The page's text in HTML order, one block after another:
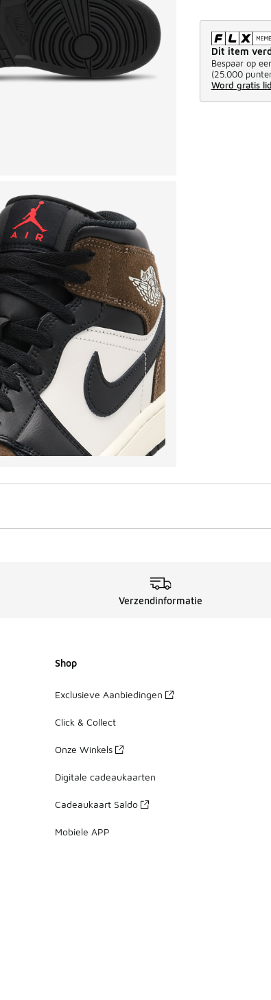
Dit item
Bespaar op
(25.000
Word gratis lid
Verzendinformatie
Shop
Exclusieve Aanbiedingen
Click & Collect
Onze Winkels
Digitale cadeaukaarten
Cadeaukaart Saldo
Mobiele APP